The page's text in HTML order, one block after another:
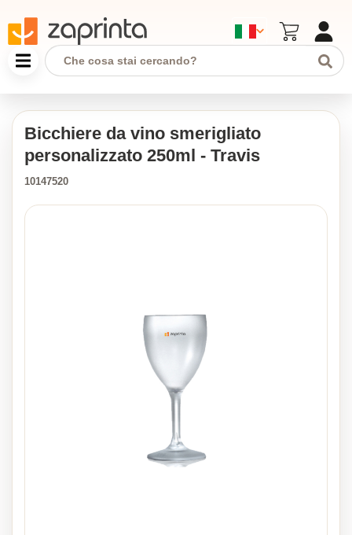
Bicchiere da vino smerigliato
personalizzato 250ml - Travis
10147520